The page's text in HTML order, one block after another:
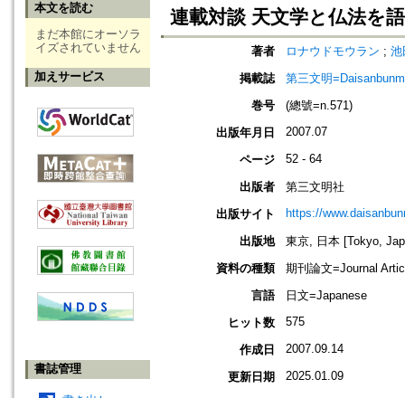
本文を読む
まだ本館にオーソラ
イズされていません
加えサービス
書誌管理
連載対談 天文学と仏法を
著者 ロナウドモウラン ; 池
掲載誌
第三文明
巻号
(總號=n.571)
出版年月日
2007.07
ページ 52 - 64
出版者
第三文明社
出版サイト
https://
出版地
東京, 日本 [Tokyo,
資料の種類
期刊論文=Journal
言語
日文=Japanese
ヒット数
575
作成日 2007.09.14
更新日期 2025.01.09